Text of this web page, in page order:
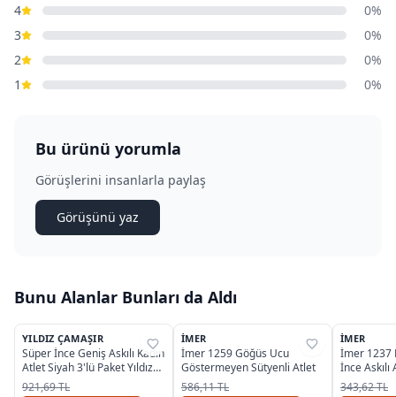
4
0%
3
0%
2
0%
1
0%
Bu ürünü yorumla
Görüşlerini insanlarla paylaş
Görüşünü yaz
Bunu Alanlar Bunları da Aldı
%32
YILDIZ ÇAMAŞIR
Süper İnce Geniş Askılı Kadın
Atlet Siyah 3'lü Paket Yıldız
2316
921,69 TL
%39
İMER
İmer 1259 Göğüs Ucu
Göstermeyen Sütyenli Atlet
586,11 TL
%39
İMER
İmer 1237
İnce Askılı
343,62 TL